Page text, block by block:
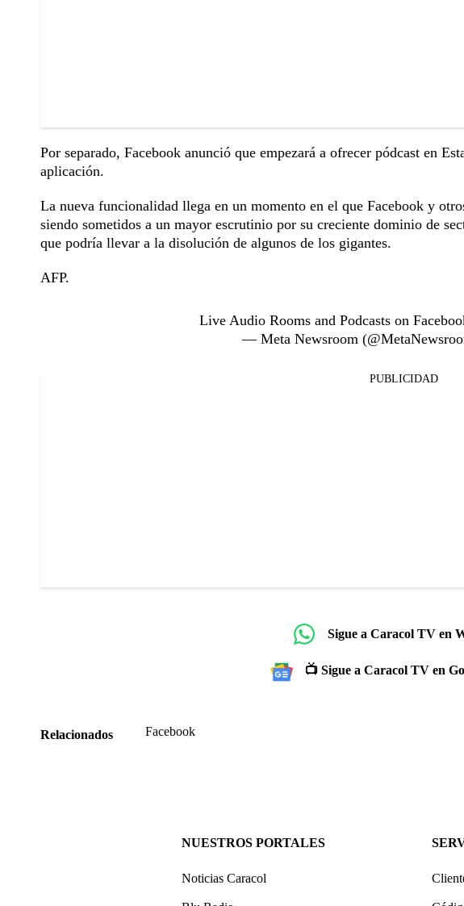
Por separado, Facebook anunció que empezará a ofrecer pódcast en
aplicación.
La nueva funcionalidad llega en un momento en el que Facebook y
siendo sometidos a un mayor escrutinio por su creciente dominio de
que podría llevar a la disolución de algunos de los gigantes.
AFP.
Live Audio Rooms and Podcasts on
— Meta Newsroom
PUBLICIDAD
Sigue a Caracol TV en
📺 Sigue a Caracol TV en
Relacionados Facebook
NUESTROS PORTALES
Noticias Caracol